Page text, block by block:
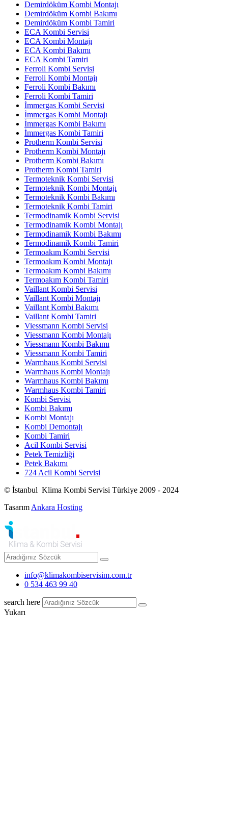
Demirdöküm Kombi Montajı
Demirdöküm Kombi Bakımı
Demirdöküm Kombi Tamiri
ECA Kombi Servisi
ECA Kombi Montajı
ECA Kombi Bakımı
ECA Kombi Tamiri
Ferroli Kombi Servisi
Ferroli Kombi Montajı
Ferroli Kombi Bakımı
Ferroli Kombi Tamiri
İmmergas Kombi Servisi
İmmergas Kombi Montajı
İmmergas Kombi Bakımı
İmmergas Kombi Tamiri
Protherm Kombi Servisi
Protherm Kombi Montajı
Protherm Kombi Bakımı
Protherm Kombi Tamiri
Termoteknik Kombi Servisi
Termoteknik Kombi Montajı
Termoteknik Kombi Bakımı
Termoteknik Kombi Tamiri
Termodinamik Kombi Servisi
Termodinamik Kombi Montajı
Termodinamik Kombi Bakımı
Termodinamik Kombi Tamiri
Termoakım Kombi Servisi
Termoakım Kombi Montajı
Termoakım Kombi Bakımı
Termoakım Kombi Tamiri
Vaillant Kombi Servisi
Vaillant Kombi Montajı
Vaillant Kombi Bakımı
Vaillant Kombi Tamiri
Viessmann Kombi Servisi
Viessmann Kombi Montajı
Viessmann Kombi Bakımı
Viessmann Kombi Tamiri
Warmhaus Kombi Servisi
Warmhaus Kombi Montajı
Warmhaus Kombi Bakımı
Warmhaus Kombi Tamiri
Kombi Servisi
Kombi Bakımı
Kombi Montajı
Kombi Demontajı
Kombi Tamiri
Acil Kombi Servisi
Petek Temizliği
Petek Bakımı
724 Acil Kombi Servisi
© İstanbul Klima Kombi Servisi Türkiye 2009 - 2024
TasarımAnkara Hosting
info@klimakombiservisim.com.tr
0 534 463 99 40
search here
Yukarı